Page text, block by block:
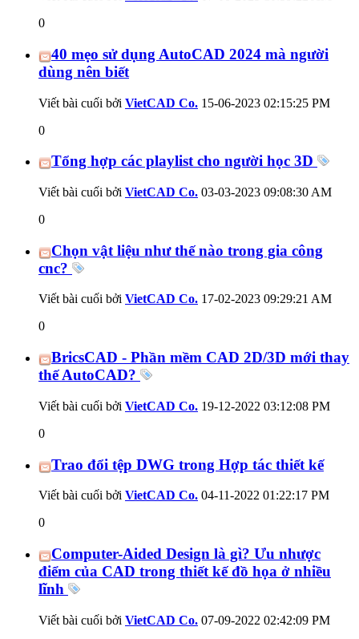
0
40 mẹo sử dụng AutoCAD 2024 mà người
dùng nên biết
Viết bài cuối bởi VietCAD Co. 15-06-2023 02:15:25 PM
0
Tổng hợp các playlist cho người học 3D
Viết bài cuối bởi VietCAD Co. 03-03-2023 09:08:30 AM
0
Chọn vật liệu như thế nào trong gia công
cnc?
Viết bài cuối bởi VietCAD Co. 17-02-2023 09:29:21 AM
0
BricsCAD - Phần mềm CAD 2D/3D mới thay
thế AutoCAD?
Viết bài cuối bởi VietCAD Co. 19-12-2022 03:12:08 PM
0
Trao đổi tệp DWG trong Hợp tác thiết kế
Viết bài cuối bởi VietCAD Co. 04-11-2022 01:22:17 PM
0
Computer-Aided Design là gì? Ưu nhược
điểm của CAD trong thiết kế đồ họa ở nhiều
lĩnh
Viết bài cuối bởi VietCAD Co. 07-09-2022 02:42:09 PM